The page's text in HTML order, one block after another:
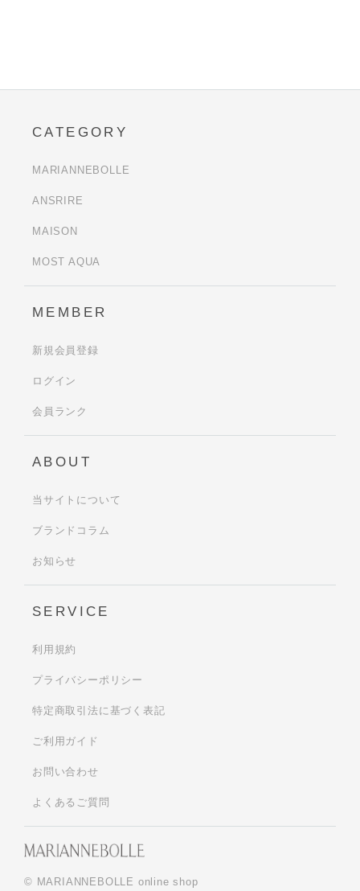
© MARIANNEBOLLE online shop
CATEGORY
MARIANNEBOLLE
ANSRIRE
MAISON
MOST AQUA
MEMBER
新規会員登録
ログイン
会員ランク
ABOUT
当サイトについて
ブランドコラム
お知らせ
SERVICE
利用規約
プライバシーポリシー
特定商取引法に基づく表記
ご利用ガイド
お問い合わせ
よくあるご質問